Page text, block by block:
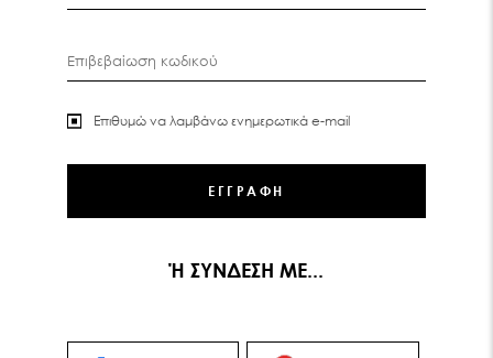
Επιβεβαίωση κωδικού
Επιθυμώ να λαμβάνω ενημερωτικά e-mail
Ή ΣΥΝΔΕΣΗ ΜΕ...